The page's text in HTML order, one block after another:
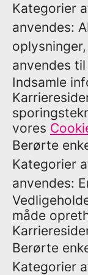
Kategorier
anvendes:
anvendes
Indsamle
vores
Berørte
Kategorier
anvendes:
måde
Berørte
Kategorier